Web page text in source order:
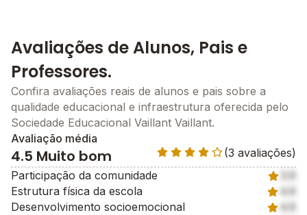
Avaliações de Alunos, Pais e
Professores.
Confira avaliações reais de alunos e pais sobre a
qualidade educacional e infraestrutura oferecida pelo
Sociedade Educacional Vaillant Vaillant.
Avaliação média
4.5 Muito bom
(3 avaliações)
Participação da comunidade
3.6
Estrutura física da escola
4.6
Desenvolvimento socioemocional
4.6